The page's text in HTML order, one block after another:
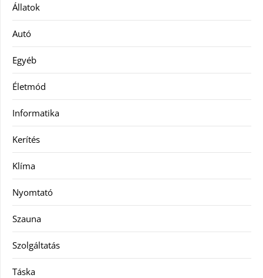
Állatok
Autó
Egyéb
Életmód
Informatika
Kerítés
Klíma
Nyomtató
Szauna
Szolgáltatás
Táska